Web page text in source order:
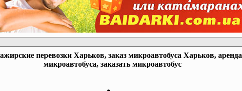
перевозки Харьков, заказ микроавтобуса Харьков, аренда
микроавтобуса, заказать микроавтобус